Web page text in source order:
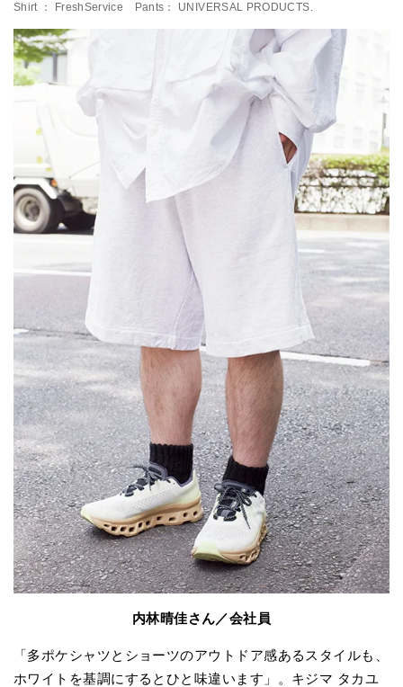
Shirt ： FreshService Pants： UNIVERSAL PRODUCTS.
内林晴佳さん／会社員
「多ポケシャツとショーツのアウトドア感あるスタイルも、
ホワイトを基調にするとひと味違います」。キジマ タカユ